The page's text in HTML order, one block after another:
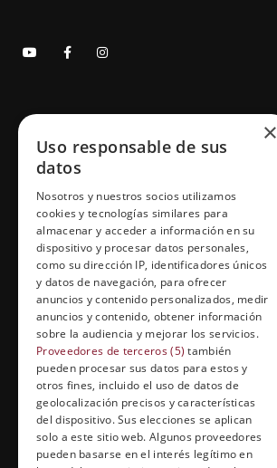
GRUPO ESNECA TV
Inicio
Información Legal
Política de Cookies
FORMACIÓN Y ENTRETENIMIENTO
Formación abierta
Cuídate con Grupo Esneca
Entrevistas profesionales
×
Uso responsable de sus
datos
Nosotros y nuestros socios utilizamos
cookies y tecnologías similares para
almacenar y acceder a información en su
dispositivo y procesar datos personales,
como su dirección IP, identificadores únicos
y datos de navegación, para ofrecer
anuncios y contenido personalizados, medir
anuncios y contenido, obtener información
sobre la audiencia y mejorar los servicios.
Proveedores de terceros (5) también
pueden procesar sus datos para estos y
otros fines, incluido el uso de datos de
geolocalización precisos y características
del dispositivo. Sus elecciones se aplican
solo a este sitio web. Algunos proveedores
pueden basarse en el interés legítimo en